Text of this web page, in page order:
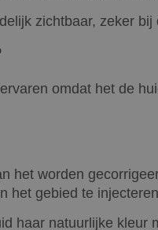
zichtbaar, zeker
omdat het de
het worden
het gebied te
haar natuurlijke